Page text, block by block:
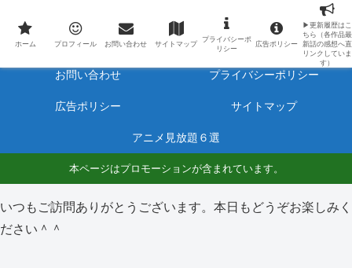
最新アニメのあらすじと感想をネタバレ有りで毎日更新しています。
ホーム プロフィール
お問い合わせ プライバシーポリシー
広告ポリシー サイトマップ
アニメ見放題６選
本ページはプロモーションが含まれています。
いつもご訪問ありがとうございます。本日もどうぞお楽しみく
ださい＾＾
ホーム プロフィール お問い合わせ サイトマップ
プライバシーポ
リシー
広告ポリシー
▶更新履歴はこ
ちら（各作品最
新話の感想へ直
リンクしていま
す）